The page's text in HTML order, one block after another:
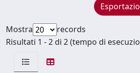
Mostra
records
Risultati 1 - 2 di 2 (tempo di